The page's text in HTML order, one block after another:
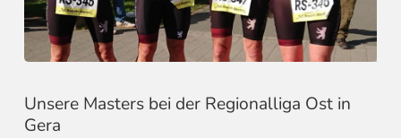
Unsere Masters bei der Regionalliga Ost in
Gera